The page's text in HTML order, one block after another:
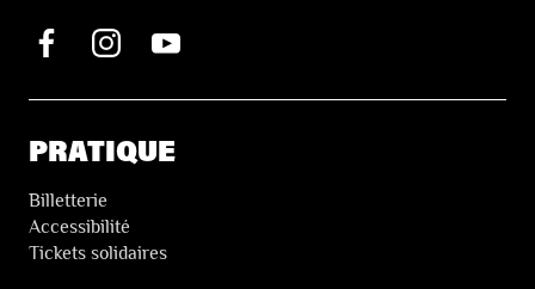
PRATIQUE
Billetterie
Accessibilité
Tickets solidaires